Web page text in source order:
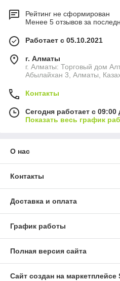
Рейтинг не сформирован
Менее 5 отзывов за
Работает с 05.10.2021
г. Алматы
г. Алматы: Торговый дом
Абылайхан 3, Алматы,
Контакты
Сегодня работает с 09:00
Показать весь график
О нас
Контакты
Доставка и оплата
График работы
Полная версия сайта
Сайт создан на маркетплейсе